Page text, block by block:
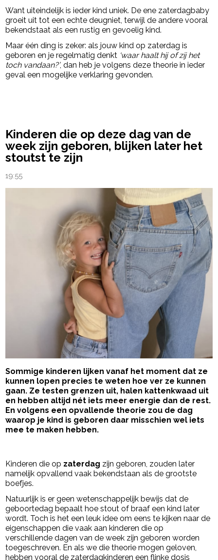
Want uiteindelijk is ieder kind uniek. De ene zaterdagbaby
groeit uit tot een echte deugniet, terwijl de andere vooral
bekendstaat als een rustig en gevoelig kind.
Maar één ding is zeker: als jouw kind op zaterdag is
geboren en je regelmatig denkt ‘waar haalt hij of zij het
toch vandaan?’, dan heb je volgens deze theorie in ieder
geval een mogelijke verklaring gevonden.
Kinderen die op deze dag van de
week zijn geboren, blijken later het
stoutst te zijn
19:55
Sommige kinderen lijken vanaf het moment dat ze
kunnen lopen precies te weten hoe ver ze kunnen
gaan. Ze testen grenzen uit, halen kattenkwaad uit
en hebben altijd nét iets meer energie dan de rest.
En volgens een opvallende theorie zou de dag
waarop je kind is geboren daar misschien wel iets
mee te maken hebben.
Kinderen die op zaterdag zijn geboren, zouden later
namelijk opvallend vaak bekendstaan als de grootste
boefjes.
Natuurlijk is er geen wetenschappelijk bewijs dat de
geboortedag bepaalt hoe stout of braaf een kind later
wordt. Toch is het een leuk idee om eens te kijken naar de
eigenschappen die vaak aan kinderen die op
verschillende dagen van de week zijn geboren worden
toegeschreven. En als we die theorie mogen geloven,
hebben vooral de zaterdagkinderen een flinke dosis